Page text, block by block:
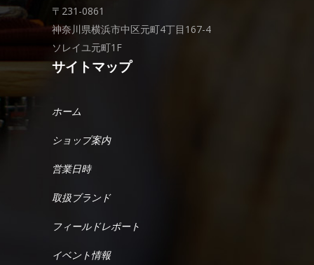
〒231-0861
神奈川県横浜市中区元町4丁目167-4
ソレイユ元町1F
サイトマップ
ホーム
ショップ案内
営業日時
取扱ブランド
フィールドレポート
イベント情報